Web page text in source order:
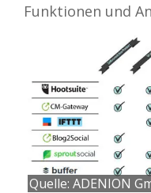
Funktionen und
Quelle: ADENION